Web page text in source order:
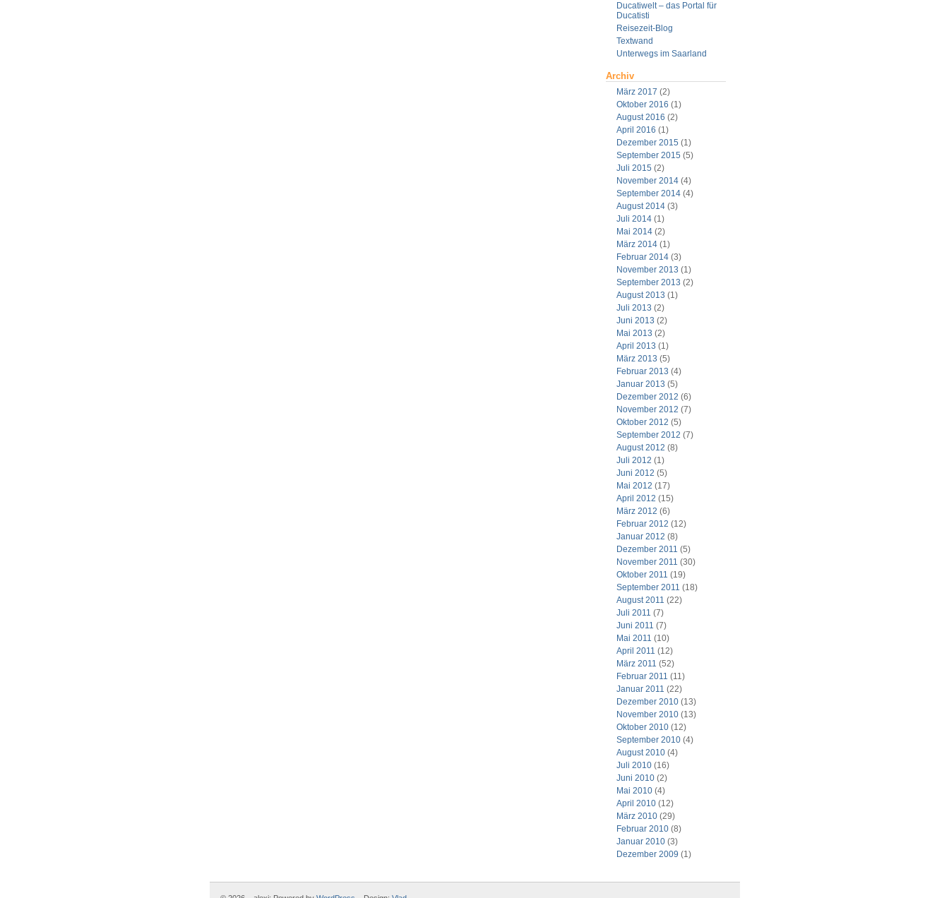
Ducatiwelt – das Portal für
Ducatisti
Reisezeit-Blog
Textwand
Unterwegs im Saarland
Archiv
März 2017 (2)
Oktober 2016 (1)
August 2016 (2)
April 2016 (1)
Dezember 2015 (1)
September 2015 (5)
Juli 2015 (2)
November 2014(4)
September 2014(4)
August 2014(3)
Juli 2014(1)
Mai 2014(2)
März 2014(1)
Februar 2014(3)
November 2013 (1)
September 2013 (2)
August 2013 (1)
Juli 2013 (2)
Juni 2013 (2)
Mai 2013 (2)
April 2013 (1)
März 2013 (5)
Februar 2013 (4)
Januar 2013 (5)
Dezember 2012 (6)
November 2012 (7)
Oktober 2012 (5)
September 2012 (7)
August 2012 (8)
Juli 2012 (1)
Juni 2012 (5)
Mai 2012 (17)
April 2012 (15)
März 2012 (6)
Februar 2012 (12)
Januar 2012 (8)
Dezember 2011 (5)
November 2011 (30)
Oktober 2011 (19)
September 2011 (18)
August 2011 (22)
Juli 2011 (7)
Juni 2011 (7)
Mai 2011 (10)
April 2011 (12)
März 2011 (52)
Februar 2011 (11)
Januar 2011 (22)
Dezember 2010(13)
November 2010(13)
Oktober 2010(12)
September 2010(4)
August 2010(4)
Juli 2010(16)
Juni 2010(2)
Mai 2010(4)
April 2010(12)
März 2010(29)
Februar 2010(8)
Januar 2010(3)
Dezember 2009 (1)